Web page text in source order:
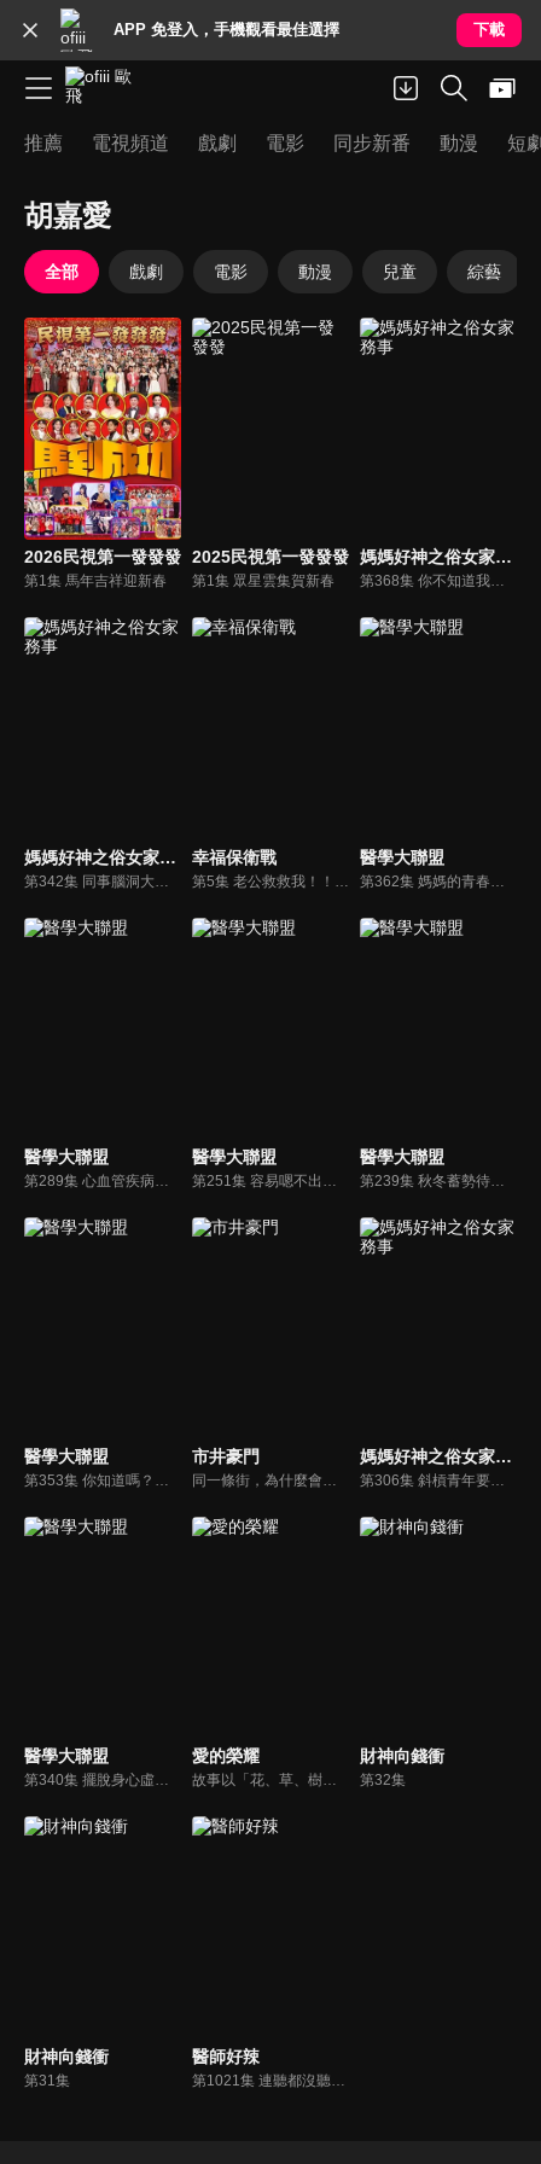
APP 免登入，手機觀看最佳選擇 下載
推薦 電視頻道 戲劇 電影 同步新番 動漫 短
胡嘉愛
全部 戲劇 電影 動漫 兒童 綜藝
2026民視第一發發發
第1集 馬年吉祥迎新春
2025民視第一發發發
第1集 眾星雲集賀新春
媽媽好神之俗女家務事
第368集 你不知道我以前長這樣？！女明星黑歷史大公開！
媽媽好神之俗女家務事 幸福保衛戰 醫學大聯盟
醫學大聯盟 醫學大聯盟 醫學大聯盟
第239集 秋冬蓄勢待發而來 你的煩惱有哪些？
醫學大聯盟
第353集 你知道嗎？意志力是可以被鍛鍊出來的！
市井豪門
同一條街，為什麼會有兩個世界？看三個來自不同家庭背景的國中同窗，一個風光嫁入豪門的媳婦，卻成了生子工具，一個在市場打拼，有愛情卻沒有麵包，一個是世家千金，卻成了單親媽媽，從市井到豪門到底是世界上最遠的距離？還是一步就能登天？
媽媽好神之俗女家務事
第306集 斜槓青年要未雨綢繆！這些證照真能幫上忙？！
醫學大聯盟
第340集 擺脫身心虛累累 對抗疲勞有法寶
愛的榮耀
故事以「花、草、樹」三個不同性格的女性角色為中心。一宗吸金詐騙案件意外改變三個女人的命運。她們必須面對現實，並在困境中展現自己。
財神向錢衝
第32集
財神向錢衝
第31集
醫師好辣